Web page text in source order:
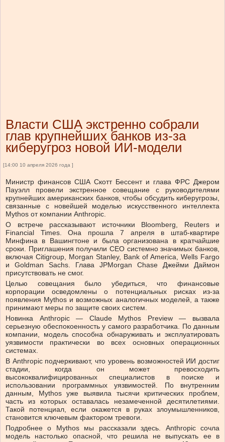
Власти США экстренно собрали
глав крупнейших банков из-за
киберугроз новой ИИ-модели
[14:00 10 апреля 2026 года ]
Министр финансов США Скотт Бессент и глава ФРС Джером
Пауэлл провели экстренное совещание с руководителями
крупнейших американских банков, чтобы обсудить киберугрозы,
связанные с новейшей моделью искусственного интеллекта
Mythos от компании Anthropic.
О встрече рассказывают источники Bloomberg, Reuters и
Financial Times. Она прошла 7 апреля в штаб-квартире
Минфина в Вашингтоне и была организована в кратчайшие
сроки. Приглашения получили CEO системно значимых банков,
включая Citigroup, Morgan Stanley, Bank of America, Wells Fargo
и Goldman Sachs. Глава JPMorgan Chase Джейми Даймон
присутствовать не смог.
Целью совещания было убедиться, что финансовые
корпорации осведомлены о потенциальных рисках из-за
появления Mythos и возможных аналогичных моделей, а также
принимают меры по защите своих систем.
Новинка Anthropic — Claude Mythos Preview — вызвала
серьезную обеспокоенность у самого разработчика. По данным
компании, модель способна обнаруживать и эксплуатировать
уязвимости практически во всех основных операционных
системах.
В Anthropic подчеркивают, что уровень возможностей ИИ достиг
стадии, когда он может превосходить
высококвалифицированных специалистов в поиске и
использовании программных уязвимостей. По внутренним
данным, Mythos уже выявила тысячи критических проблем,
часть из которых оставалась незамеченной десятилетиями.
Такой потенциал, если окажется в руках злоумышленников,
становится ключевым фактором тревоги.
Подробнее о Mythos мы рассказали здесь. Anthropic сочла
модель настолько опасной, что решила не выпускать ее в